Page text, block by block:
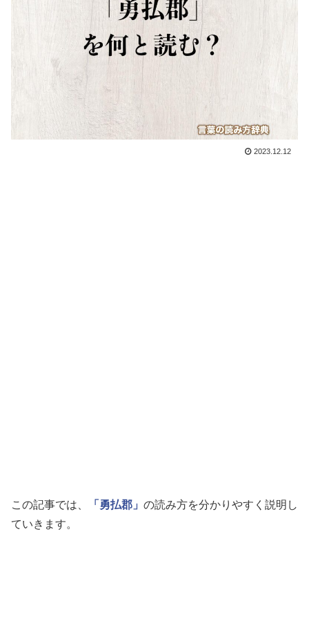
2023.12.12
この記事では、 「勇払郡」 の読み方を分かりやすく説明し
ていきます。